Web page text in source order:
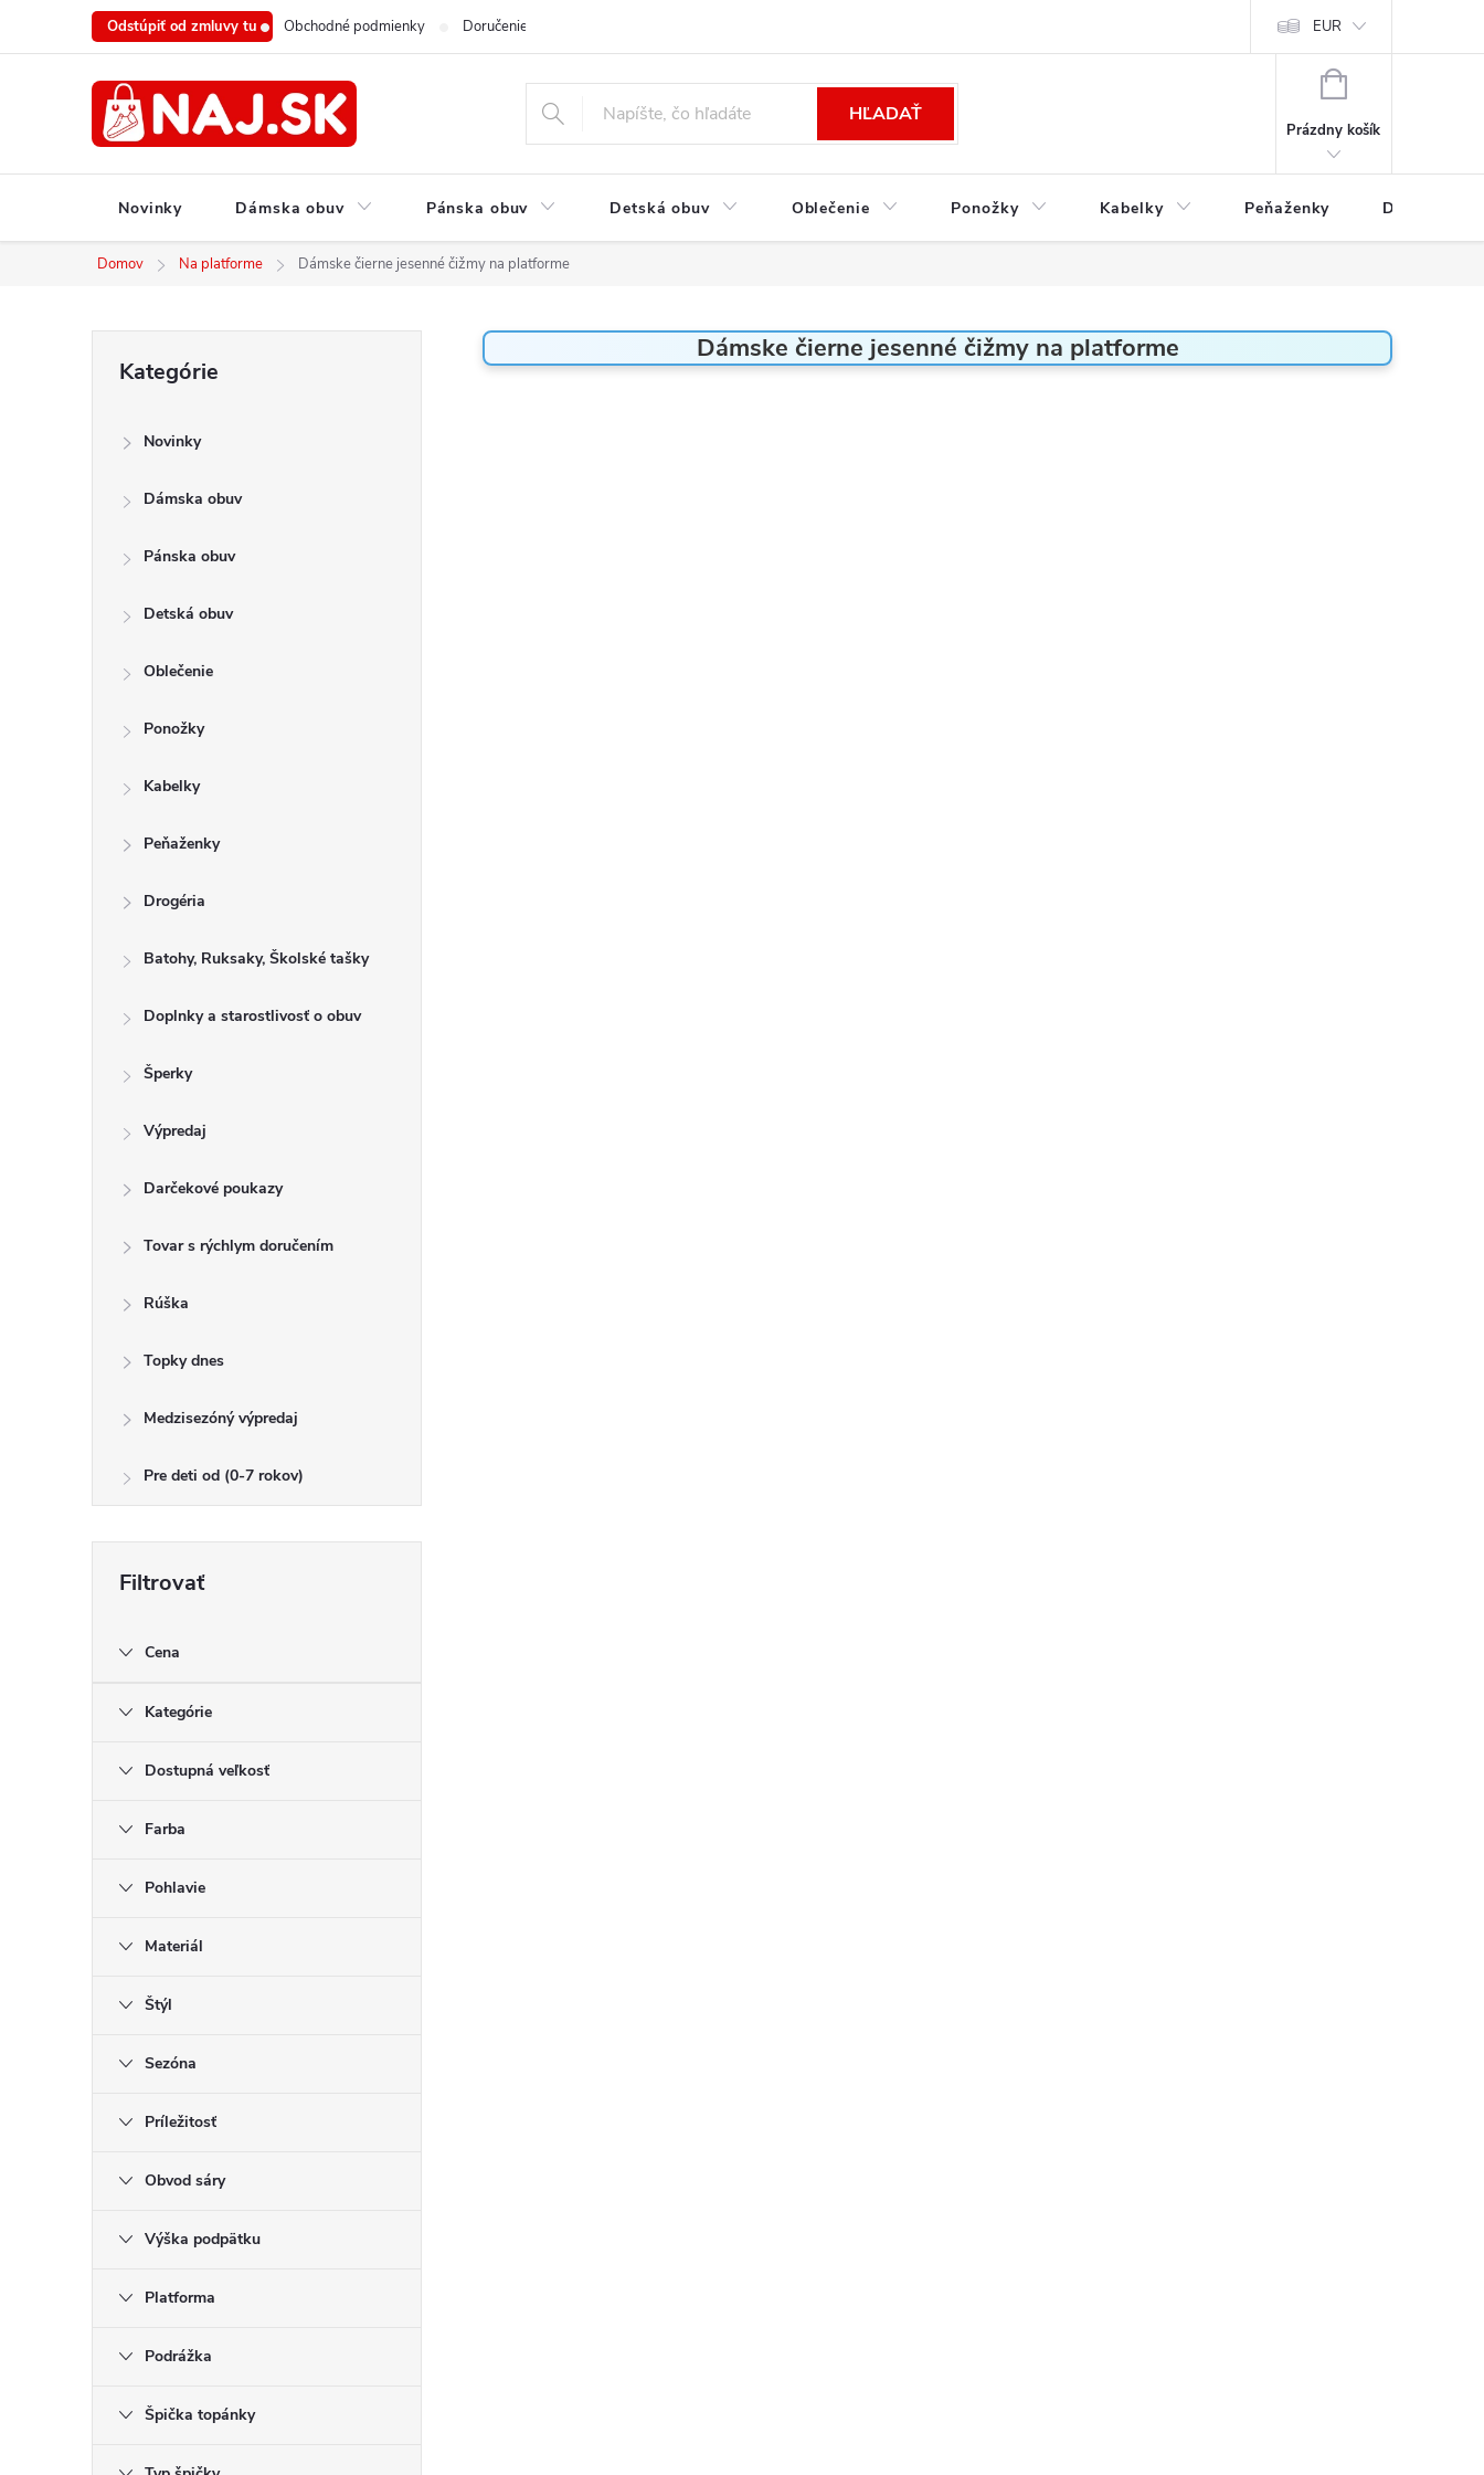
Odstúpiť od zmluvy tu Obchodné podmienky Doručenie a platba Podmienky ochrany osobných údajov
EUR
HĽADAŤ
NÁKUPNÝ
Prázdny košík
Novinky Dámska obuv Pánska obuv Detská obuv Oblečenie Ponožky Kabelky Peňaženky Drogéria
Domov Na platforme Dámske čierne jesenné čižmy na platforme
kategórie
Kategórie
Novinky
Dámska obuv
Pánska obuv
Detská obuv
Oblečenie
Ponožky
Kabelky
Peňaženky
Drogéria
Batohy, Ruksaky, Školské tašky
Doplnky a starostlivosť o obuv
Šperky
Výpredaj
Darčekové poukazy
Tovar s rýchlym doručením
Rúška
Topky dnes
Medzisezóný výpredaj
Pre deti od (0-7 rokov)
Cena
Kategórie
Dostupná veľkosť
Farba
Pohlavie
Materiál
Štýl
Sezóna
Príležitosť
Obvod sáry
Výška podpätku
Platforma
Podrážka
Špička topánky
Dámske čierne jesenné čižmy na platforme